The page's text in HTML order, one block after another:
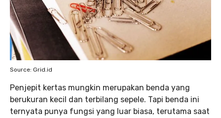
Source: Grid.id
Penjepit kertas mungkin merupakan benda yang
berukuran kecil dan terbilang sepele. Tapi benda ini
ternyata punya fungsi yang luar biasa, terutama saat